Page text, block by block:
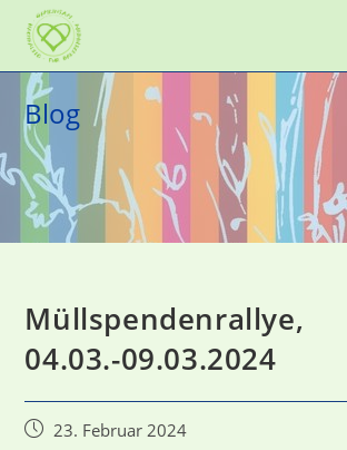
Inhalt
springen
Blog
Müllspendenrallye,
04.03.-09.03.2024
Beitrag23. Februar 2024